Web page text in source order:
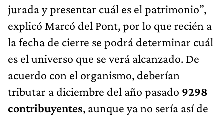
jurada y presentar cuál es el patrimonio”,
explicó Marcó del Pont, por lo que recién a
la fecha de cierre se podrá determinar cuál
es el universo que se verá alcanzado. De
acuerdo con el organismo, deberían
tributar a diciembre del año pasado 9298
contribuyentes, aunque ya no sería así de